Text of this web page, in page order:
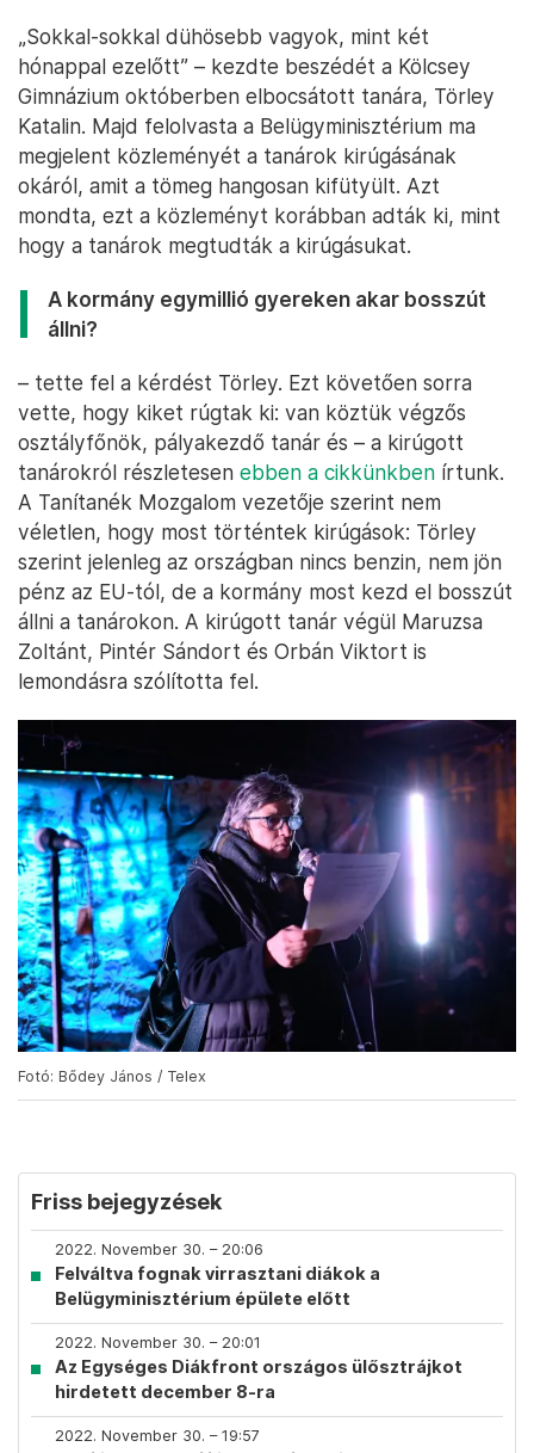
„Sokkal-sokkal dühösebb vagyok, mint két
hónappal ezelőtt” – kezdte beszédét a Kölcsey
Gimnázium októberben elbocsátott tanára, Törley
Katalin. Majd felolvasta a Belügyminisztérium ma
megjelent közleményét a tanárok kirúgásának
okáról, amit a tömeg hangosan kifütyült. Azt
mondta, ezt a közleményt korábban adták ki, mint
hogy a tanárok megtudták a kirúgásukat.
A kormány egymillió gyereken akar bosszút
állni?
– tette fel a kérdést Törley. Ezt követően sorra
vette, hogy kiket rúgtak ki: van köztük végzős
osztályfőnök, pályakezdő tanár és – a kirúgott
tanárokról részletesen ebben a cikkünkben írtunk.
A Tanítanék Mozgalom vezetője szerint nem
véletlen, hogy most történtek kirúgások: Törley
szerint jelenleg az országban nincs benzin, nem jön
pénz az EU-tól, de a kormány most kezd el bosszút
állni a tanárokon. A kirúgott tanár végül Maruzsa
Zoltánt, Pintér Sándort és Orbán Viktort is
lemondásra szólította fel.
Fotó: Bődey János / Telex
Friss bejegyzések
2022. November 30. – 20:06
Felváltva fognak virrasztani diákok a
Belügyminisztérium épülete előtt
2022. November 30. – 20:01
Az Egységes Diákfront országos ülősztrájkot
hirdetett december 8-ra
2022. November 30. – 19:57